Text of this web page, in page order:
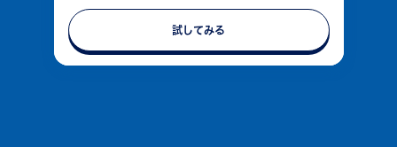
試してみる